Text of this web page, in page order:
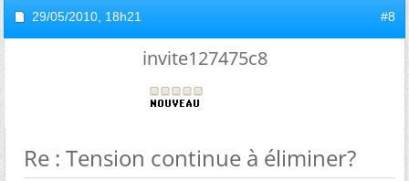
29/05/2010, 18h21 #8
invite127475c8
Re : Tension continue à éliminer?